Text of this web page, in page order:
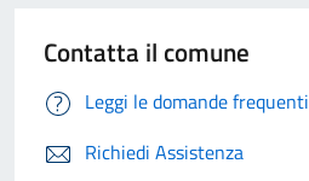
Contatta il comune
Leggi le domande frequenti
Richiedi Assistenza